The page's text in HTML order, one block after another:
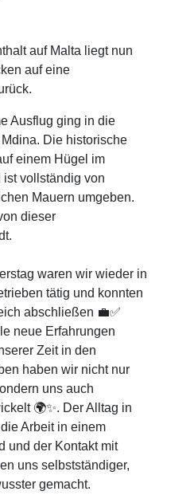
auf Malta liegt nun
auf eine
Ausflug ging in die
Die historische
einem Hügel im
ist vollständig von
Mauern umgeben.
dieser
waren wir wieder in
tätig und konnten
abschließen 💼✅
neue Erfahrungen
Zeit in den
haben wir nicht nur
uns auch
🌍✨. Der Alltag in
Arbeit in einem
und der Kontakt mit
uns selbstständiger,
gemacht.